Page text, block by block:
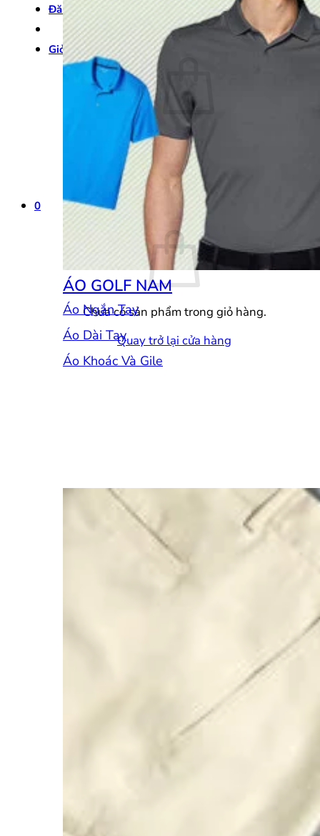
Đăng nhập
Giỏ hàng / 0₫ 0
Chưa có sản phẩm trong giỏ hàng.
Quay trở lại cửa hàng
0
Giỏ hàng
Chưa có sản phẩm trong giỏ hàng.
Quay trở lại cửa hàng
ÁO GOLF NAM
Áo Ngắn Tay
Áo Dài Tay
Áo Khoác Và Gile